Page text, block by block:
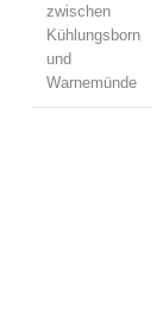
zwischen
Kühlungsborn
und
Warnemünde